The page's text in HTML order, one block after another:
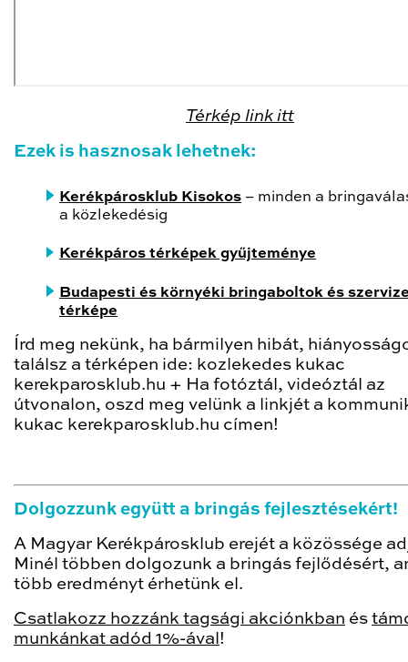
Térkép link itt
Ezek is hasznosak lehetnek:
Kerékpárosklub Kisokos – minden a
a közlekedésig
Kerékpáros térképek gyűjteménye
Budapesti és környéki bringaboltok és
térképe
Írd meg nekünk, ha bármilyen hibát,
találsz a térképen ide: kozlekedes kukac
kerekparosklub.hu + Ha fotóztál, videóztál az
útvonalon, oszd meg velünk a linkjét a
kukac kerekparosklub.hu címen!
Dolgozzunk együtt a bringás fejlesztésekért!
A Magyar Kerékpárosklub erejét a közössége
Minél többen dolgozunk a bringás fejlődésért,
több eredményt érhetünk el.
Csatlakozz hozzánk tagsági akciónkban és
munkánkat adód 1%-ával !